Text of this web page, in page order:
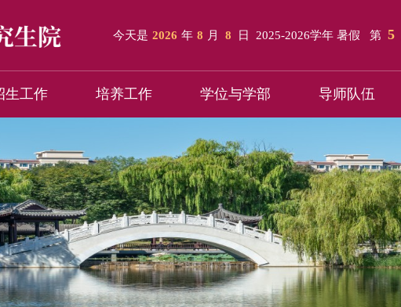
今天是 2026 年 8 月 8 日 2025-2026学年 暑假 第 5
生工作 培养工作 学位与学部 导师队伍